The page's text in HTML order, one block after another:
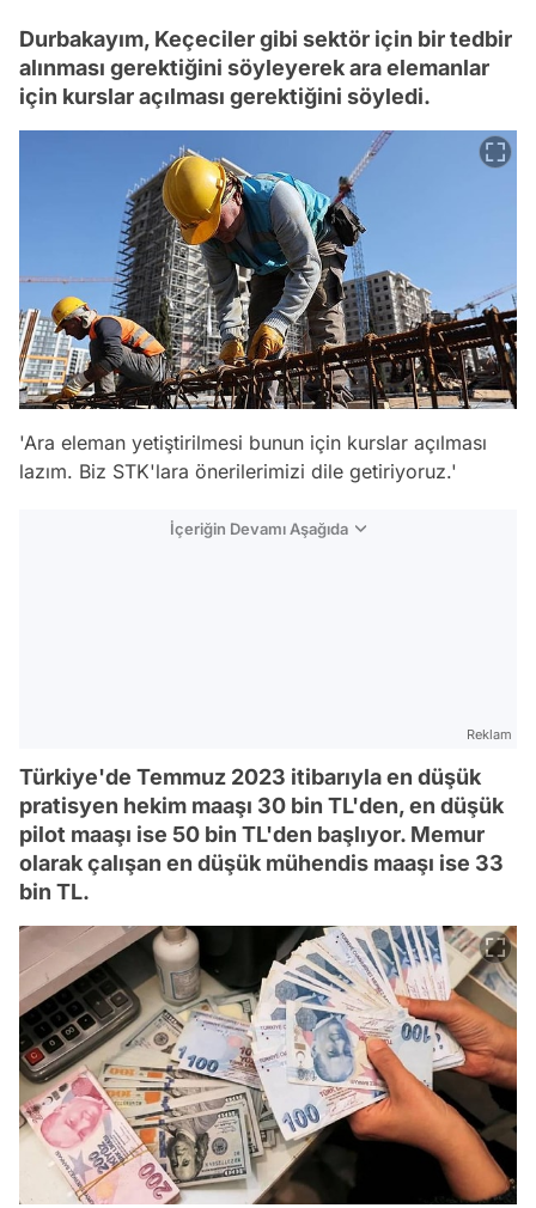
Durbakayım, Keçeciler gibi sektör için bir tedbir
alınması gerektiğini söyleyerek ara elemanlar
için kurslar açılması gerektiğini söyledi.
'Ara eleman yetiştirilmesi bunun için kurslar açılması
lazım. Biz STK'lara önerilerimizi dile getiriyoruz.'
İçeriğin Devamı Aşağıda
Reklam
Türkiye'de Temmuz 2023 itibarıyla en düşük
pratisyen hekim maaşı 30 bin TL'den, en düşük
pilot maaşı ise 50 bin TL'den başlıyor. Memur
olarak çalışan en düşük mühendis maaşı ise 33
bin TL.